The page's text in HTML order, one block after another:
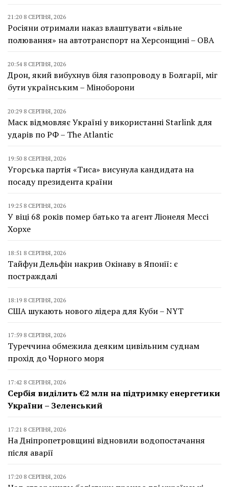
21:20 8 СЕРПНЯ, 2026
Росіяни отримали наказ влаштувати «вільне
полювання» на автотранспорт на Херсонщині – ОВА
20:54 8 СЕРПНЯ, 2026
Дрон, який вибухнув біля газопроводу в Болгарії, міг
бути українським – Міноборони
20:29 8 СЕРПНЯ, 2026
Маск відмовляє Україні у використанні Starlink для
ударів по РФ – The Atlantic
19:50 8 СЕРПНЯ, 2026
Угорська партія «Тиса» висунула кандидата на
посаду президента країни
19:25 8 СЕРПНЯ, 2026
У віці 68 років помер батько та агент Ліонеля Мессі
Хорхе
18:51 8 СЕРПНЯ, 2026
Тайфун Дельфін накрив Окінаву в Японії: є
постраждалі
18:19 8 СЕРПНЯ, 2026
США шукають нового лідера для Куби – NYT
17:59 8 СЕРПНЯ, 2026
Туреччина обмежила деяким цивільним суднам
прохід до Чорного моря
17:42 8 СЕРПНЯ, 2026
Сербія виділить €2 млн на підтримку енергетики
України – Зеленський
17:21 8 СЕРПНЯ, 2026
На Дніпропетровщині відновили водопостачання
після аварії
17:20 8 СЕРПНЯ, 2026